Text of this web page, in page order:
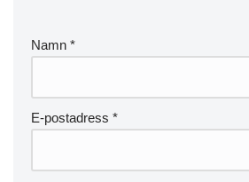
Namn *
E-postadress *